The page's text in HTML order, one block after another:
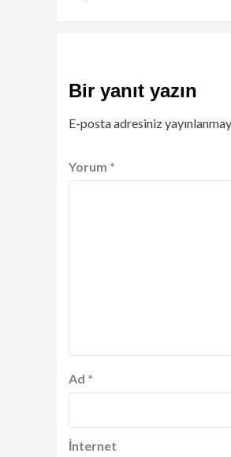
Bir yanıt yazın
E-posta adresiniz
Yorum *
Ad *
İnternet